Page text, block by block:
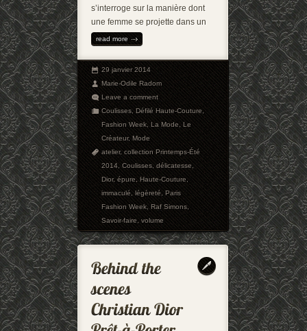
s’interroge sur la manière dont
une femme se projette dans un
read more
29 janvier 2014
Marie-Odile Radom
Leave a comment
Coulisses,Défilé Haute-Couture,
Fashion Week,La Mode,Le
Créateur,Mode
atelier,collection Printemps-Été
2014,Coulisses,délicatesse,
Dior,épure,Haute-Couture,
immaculé,légèreté,Paris
Fashion Week,Raf Simons,
Savoir-faire,volume